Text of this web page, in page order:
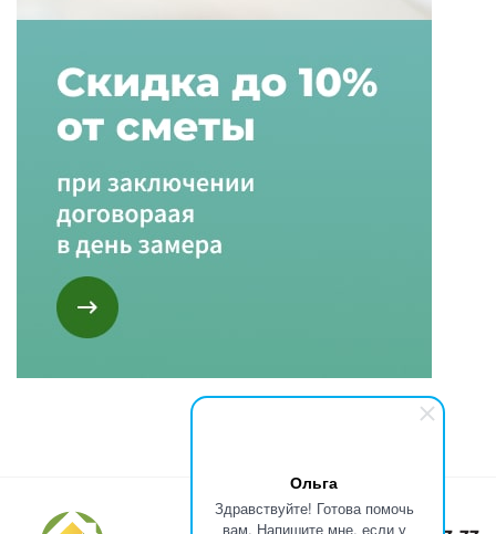
Ольга
Здравствуйте! Готова помочь
вам. Напишите мне, если у